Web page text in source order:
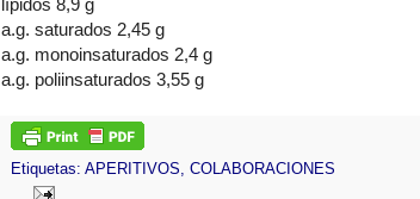
a.g. saturados 2,45 g
a.g. monoinsaturados 2,4 g
a.g. poliinsaturados 3,55 g
Etiquetas: APERITIVOS COLABORACIONES